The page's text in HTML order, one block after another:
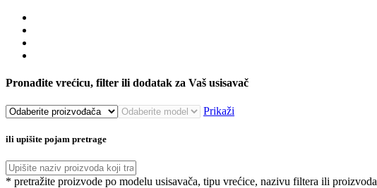
Pronađite vrećicu, filter ili dodatak za Vaš usisavač
Prikaži
ili upišite pojam pretrage
* pretražite proizvode po modelu usisavača, tipu vrećice, nazivu filtera ili proizvoda